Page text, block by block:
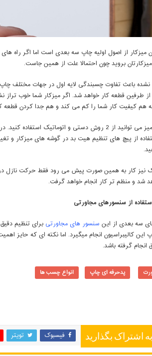
میزکار از اصول اولیه چاپ سه بعدی است اما اگر راه های
بروید چون احتمالا علت از همین جاست.
نشده باعث تفاوت چسبندگی لایه اول در جهات مختلف
طرفین قطعه کار خواهد شد. اگر میزکار شما خوب تراز
هم کیفیت کار شما را کم می کند و هم جدا کردن قطعه
برای تراز کردن میز می توانید از 2 روش دستی و
از پیچ های تنظیم هیت بد در گوشه های میزکار و
نیز کار به همین صورت پیش می رود فقط حرکت نازل
شد و منظم تر کار انجام خواهد گرفت.
از سنسورهای مجاورتی
سه بعدی از این سنسور های مجاورتی برای تنظیم
گرفته باشد.
پدحرفه ای چاپ انواع چسب ها
اشتراک بگذارید فیسبوک تویتر